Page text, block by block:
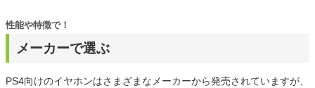
メーカーで選ぶ
性能や特徴で！
PS4向けのイヤホンはさまざまなメーカーから発売されていますが、